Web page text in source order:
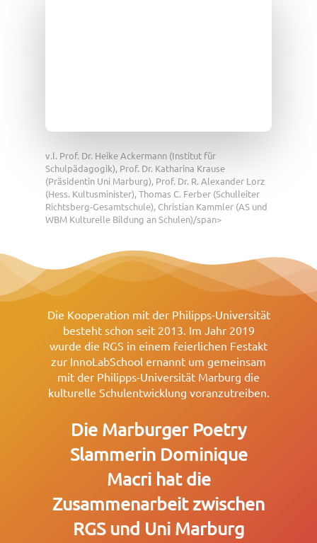
v.l. Prof. Dr. Heike Ackermann (Institut für
Schulpädagogik), Prof. Dr. Katharina Krause
(Präsidentin Uni Marburg), Prof. Dr. R. Alexander Lorz
(Hess. Kultusminister), Thomas C. Ferber (Schulleiter
Richtsberg-Gesamtschule), Christian Kammler (AS und
WBM Kulturelle Bildung an Schulen)/span>
Die Kooperation mit der Philipps-Universität
besteht schon seit 2013. Im Jahr 2019
wurde die RGS in einem feierlichen Festakt
zur InnoLabSchool ernannt um gemeinsam
mit der Philipps-Universität Marburg die
kulturelle Schulentwicklung voranzutreiben.
Die Marburger Poetry
Slammerin Dominique
Macri hat die
Zusammenarbeit zwischen
RGS und Uni Marburg